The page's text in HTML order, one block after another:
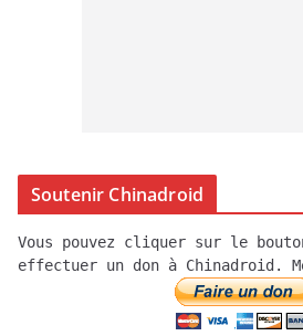
Soutenir Chinadroid
Vous pouvez cliquer sur le
effectuer un don à Chinadroid.